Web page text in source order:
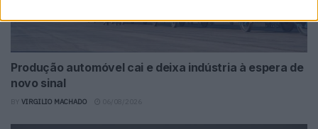
Produção automóvel cai e deixa indústria à espera de
novo sinal
VIRGILIO MACHADO